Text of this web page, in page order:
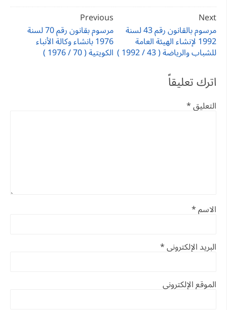
تصفّح
المقالات
Previous
مرسوم بقانون رقم 70 لسنة
1976 بانشاء وكالة الأنباء
الكويتية ( 70 / 1976 )
Next
مرسوم بالقانون رقم 43 لسنة
1992 لإنشاء الهيئة العامة
للشباب والرياضة ( 43 / 1992 )
اترك تعليقاً
التعليق*
الاسم*
البريد الإلكتروني*
الموقع الإلكتروني